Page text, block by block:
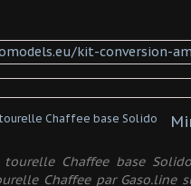
tourelle Chaffee base
Chaffee par Gaso.line